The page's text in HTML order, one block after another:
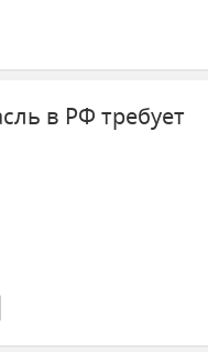
в РФ требует